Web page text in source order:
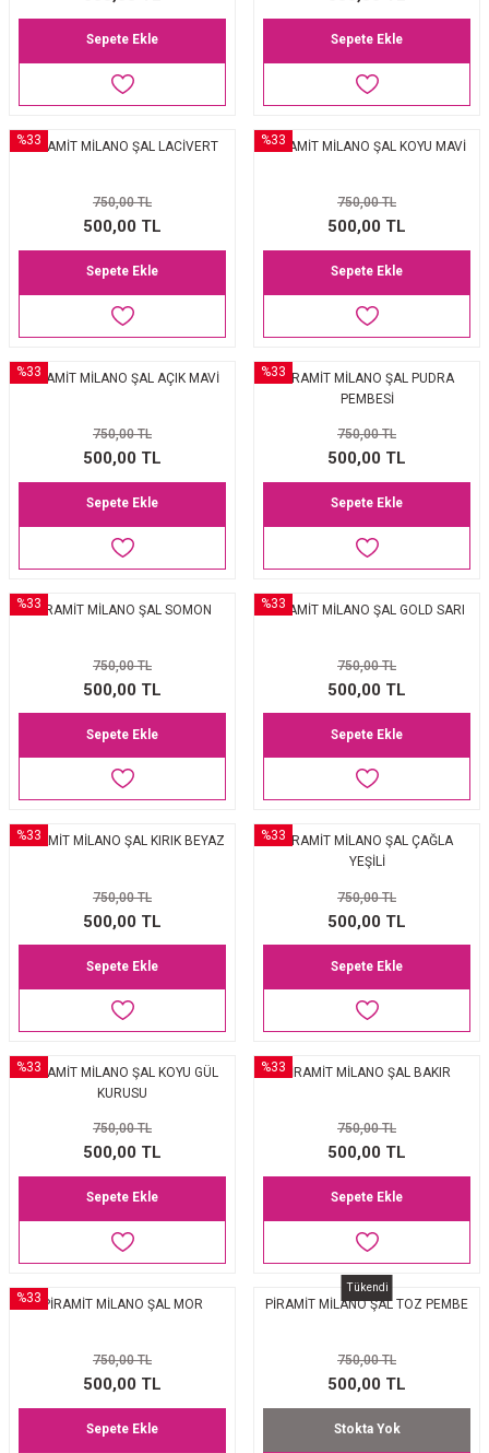
Sepete Ekle Sepete Ekle
%33PİRAMİT MİLANO ŞAL LACİVERT
750,00 TL
500,00 TL
Sepete Ekle
%33
PİRAMİT MİLANO ŞAL KOYU MAVİ
750,00 TL
500,00 TL
Sepete Ekle
%33
PİRAMİT MİLANO ŞAL AÇIK MAVİ
750,00 TL
500,00 TL
Sepete Ekle
%33PİRAMİT MİLANO ŞAL PUDRA
PEMBESİ
750,00 TL
500,00 TL
Sepete Ekle
%33PİRAMİT MİLANO ŞAL SOMON
750,00 TL
500,00 TL
Sepete Ekle
%33
PİRAMİT MİLANO ŞAL GOLD SARI
750,00 TL
500,00 TL
Sepete Ekle
%33
PİRAMİT MİLANO ŞAL KIRIK BEYAZ
750,00 TL
500,00 TL
Sepete Ekle
%33PİRAMİT MİLANO ŞAL ÇAĞLA
YEŞİLİ
750,00 TL
500,00 TL
Sepete Ekle
%33PİRAMİT MİLANO ŞAL KOYU GÜL
KURUSU
750,00 TL
500,00 TL
Sepete Ekle
%33PİRAMİT MİLANO ŞAL BAKIR
750,00 TL
500,00 TL
Sepete Ekle
%33 PİRAMİT MİLANO ŞAL MOR
750,00 TL
500,00 TL
Sepete Ekle
Tükendi
PİRAMİT MİLANO ŞAL TOZ PEMBE
750,00 TL
500,00 TL
Stokta Yok